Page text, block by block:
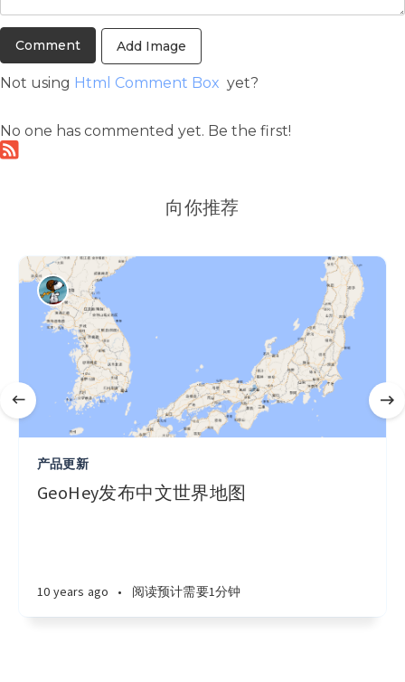
Add Image
Not using Html Comment Box yet?
No one has commented yet. Be the first!
向你推荐
产品更新
GeoHey发布中文世界地图
10 years ago • 阅读预计需要1分钟